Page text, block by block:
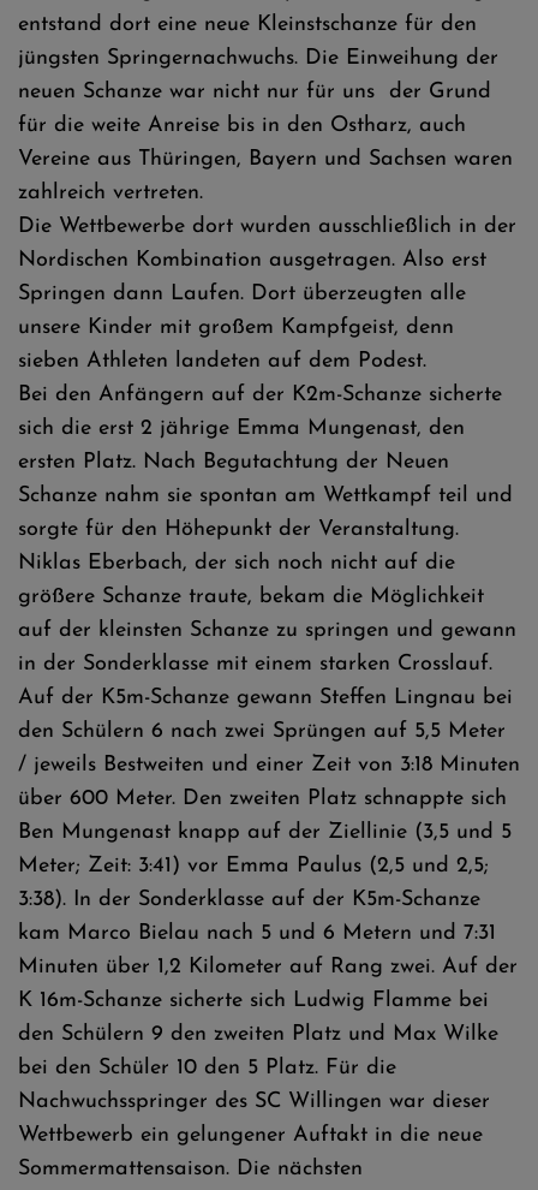
entstand dort eine neue Kleinstschanze für den
jüngsten Springernachwuchs. Die Einweihung der
neuen Schanze war nicht nur für uns der Grund
für die weite Anreise bis in den Ostharz, auch
Vereine aus Thüringen, Bayern und Sachsen waren
zahlreich vertreten.
Die Wettbewerbe dort wurden ausschließlich in der
Nordischen Kombination ausgetragen. Also erst
Springen dann Laufen. Dort überzeugten alle
unsere Kinder mit großem Kampfgeist, denn
sieben Athleten landeten auf dem Podest.
Bei den Anfängern auf der K2m-Schanze sicherte
sich die erst 2 jährige Emma Mungenast, den
ersten Platz. Nach Begutachtung der Neuen
Schanze nahm sie spontan am Wettkampf teil und
sorgte für den Höhepunkt der Veranstaltung.
Niklas Eberbach, der sich noch nicht auf die
größere Schanze traute, bekam die Möglichkeit
auf der kleinsten Schanze zu springen und gewann
in der Sonderklasse mit einem starken Crosslauf.
Auf der K5m-Schanze gewann Steffen Lingnau bei
den Schülern 6 nach zwei Sprüngen auf 5,5 Meter
/ jeweils Bestweiten und einer Zeit von 3:18 Minuten
über 600 Meter. Den zweiten Platz schnappte sich
Ben Mungenast knapp auf der Ziellinie (3,5 und 5
Meter; Zeit: 3:41) vor Emma Paulus (2,5 und 2,5;
3:38). In der Sonderklasse auf der K5m-Schanze
kam Marco Bielau nach 5 und 6 Metern und 7:31
Minuten über 1,2 Kilometer auf Rang zwei. Auf der
K 16m-Schanze sicherte sich Ludwig Flamme bei
den Schülern 9 den zweiten Platz und Max Wilke
bei den Schüler 10 den 5 Platz. Für die
Nachwuchsspringer des SC Willingen war dieser
Wettbewerb ein gelungener Auftakt in die neue
Sommermattensaison. Die nächsten